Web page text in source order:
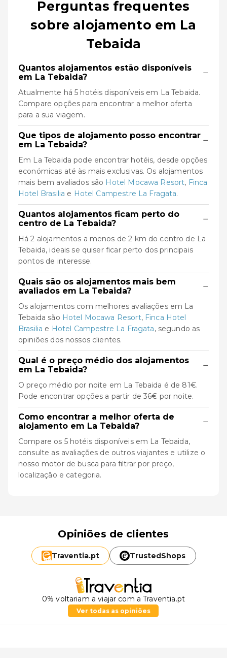
Perguntas frequentes
sobre alojamento em La
Tebaida
Quantos alojamentos estão disponíveis
em La Tebaida?
−
Atualmente há 5 hotéis disponíveis em La Tebaida.
Compare opções para encontrar a melhor oferta
para a sua viagem.
Que tipos de alojamento posso encontrar
em La Tebaida?
−
Em La Tebaida pode encontrar hotéis, desde opções
económicas até às mais exclusivas. Os alojamentos
mais bem avaliados são Hotel Mocawa Resort, Finca
Hotel Brasilia e Hotel Campestre La Fragata.
Quantos alojamentos ficam perto do
centro de La Tebaida?
−
Há 2 alojamentos a menos de 2 km do centro de La
Tebaida, ideais se quiser ficar perto dos principais
pontos de interesse.
Quais são os alojamentos mais bem
avaliados em La Tebaida?
−
Os alojamentos com melhores avaliações em La
Tebaida são Hotel Mocawa Resort, Finca Hotel
Brasilia e Hotel Campestre La Fragata, segundo as
opiniões dos nossos clientes.
Qual é o preço médio dos alojamentos
em La Tebaida?
−
O preço médio por noite em La Tebaida é de 81€.
Pode encontrar opções a partir de 36€ por noite.
Como encontrar a melhor oferta de
alojamento em La Tebaida?
−
Compare os 5 hotéis disponíveis em La Tebaida,
consulte as avaliações de outros viajantes e utilize o
nosso motor de busca para filtrar por preço,
localização e categoria.
Opiniões de clientes
Traventia.pt TrustedShops
0% voltariam a viajar com a Traventia.pt
Ver todas as opiniões